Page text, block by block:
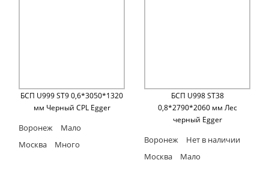
БСП U999 ST9 0,6*3050*1320
мм Черный CPL Egger
Воронеж
Мало
Москва
Много
БСП U998 ST38
0,8*2790*2060 мм Лес
черный Egger
Воронеж
Нет в наличии
Москва
Мало